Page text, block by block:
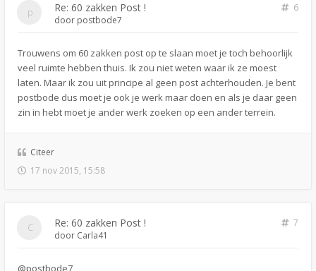
Re: 60 zakken Post !
6
door postbode7
Trouwens om 60 zakken post op te slaan moet je toch behoorlijk
veel ruimte hebben thuis. Ik zou niet weten waar ik ze moest
laten. Maar ik zou uit principe al geen post achterhouden. Je bent
postbode dus moet je ook je werk maar doen en als je daar geen
zin in hebt moet je ander werk zoeken op een ander terrein.
Citeer
17 nov 2015, 15:58
Re: 60 zakken Post !
7
door Carla41
@postbode7